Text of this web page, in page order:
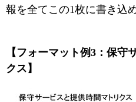
報を全てこの1枚に書き込め
【フォーマット例3：保守
クス】